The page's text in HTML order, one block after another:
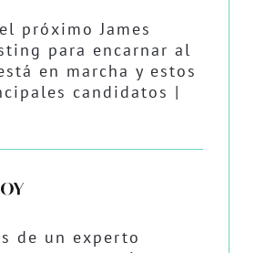
próximo James
para encarnar al
en marcha y estos
candidatos |
de un experto